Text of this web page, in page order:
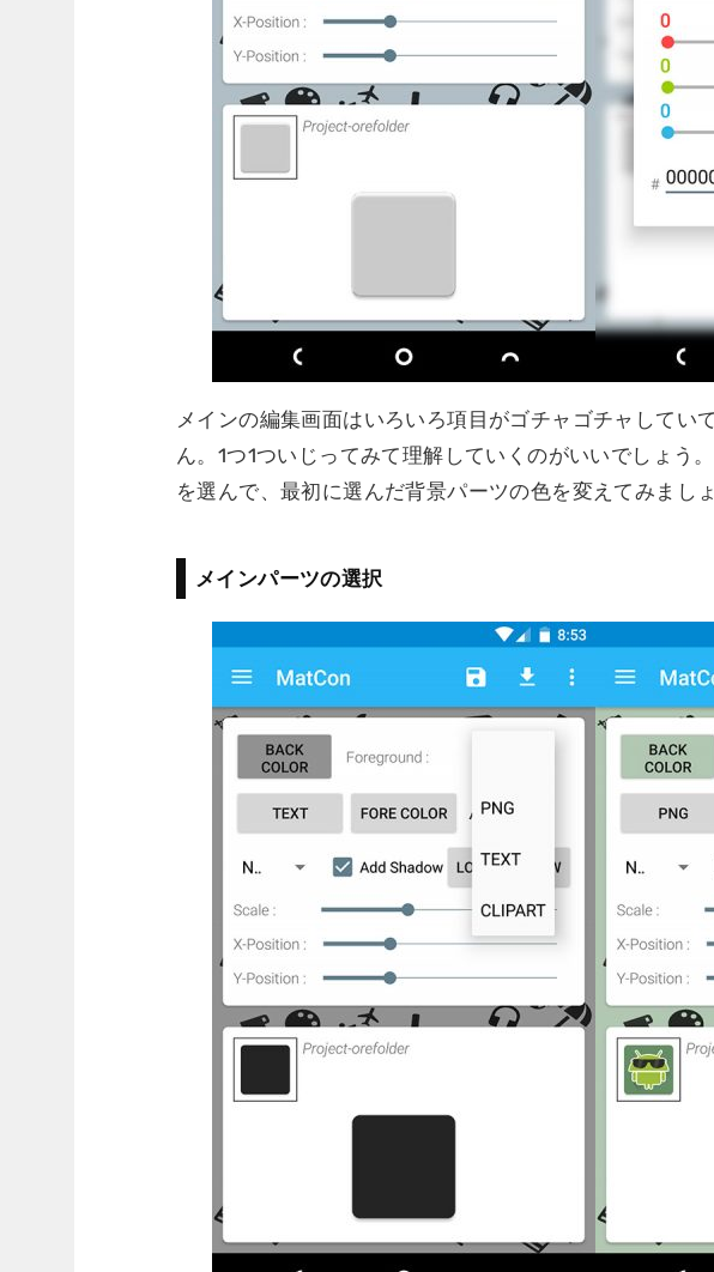
メインの編集画面はいろいろ項目がゴチャゴチャしてい
ん。1つ1ついじってみて理解していくのがいいでしょう
を選んで、最初に選んだ背景パーツの色を変えてみましょ
メインパーツの選択